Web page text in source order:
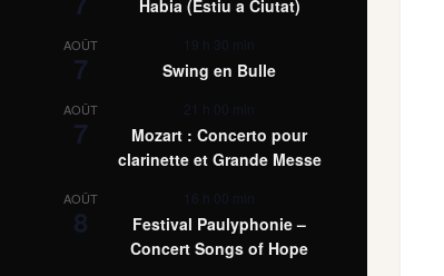
Habia (Estiu a Ciutat)
AOÛT
7
19 h 30 min
Swing en Bulle
AOÛT
7
21 h 00 min
Mozart : Concerto pour
clarinette et Grande Messe
AOÛT
8
16 h 00 min
Festival Paulyphonie –
Concert Songs of Hope